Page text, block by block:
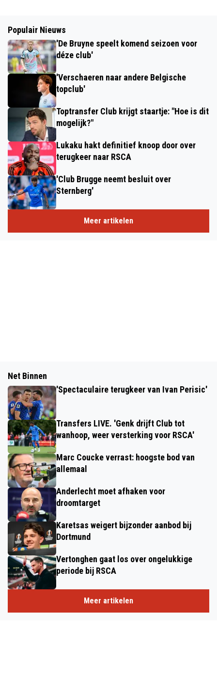
Populair Nieuws
'De Bruyne speelt komend seizoen voor
déze club'
'Verschaeren naar andere Belgische
topclub'
Toptransfer Club krijgt staartje: "Hoe is dit
mogelijk?"
Lukaku hakt definitief knoop door over
terugkeer naar RSCA
'Club Brugge neemt besluit over
Sternberg'
Meer artikelen
Net Binnen
'Spectaculaire terugkeer van Ivan Perisic'
Transfers LIVE. 'Genk drijft Club tot
wanhoop, weer versterking voor RSCA'
Marc Coucke verrast: hoogste bod van
allemaal
Anderlecht moet afhaken voor
droomtarget
Karetsas weigert bijzonder aanbod bij
Dortmund
Vertonghen gaat los over ongelukkige
periode bij RSCA
Meer artikelen